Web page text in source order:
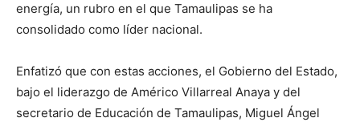
energía, un rubro en el que Tamaulipas se ha
consolidado como líder nacional.
Enfatizó que con estas acciones, el Gobierno del Estado,
bajo el liderazgo de Américo Villarreal Anaya y del
secretario de Educación de Tamaulipas, Miguel Ángel